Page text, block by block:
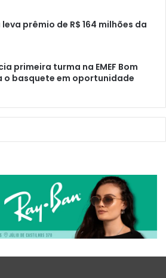
prêmio de R$ 164 milhões da
primeira turma na EMEF Bom
o basquete em oportunidade